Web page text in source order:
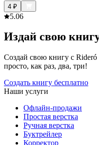
4 ₽
5.06
Издай свою
Создай свою книгу с
просто, как раз, два, три!
Создать книгу бесплатно
Наши услуги
Офлайн-продажи
Простая верстка
Ручная верстка
Буктрейлер
Корректор